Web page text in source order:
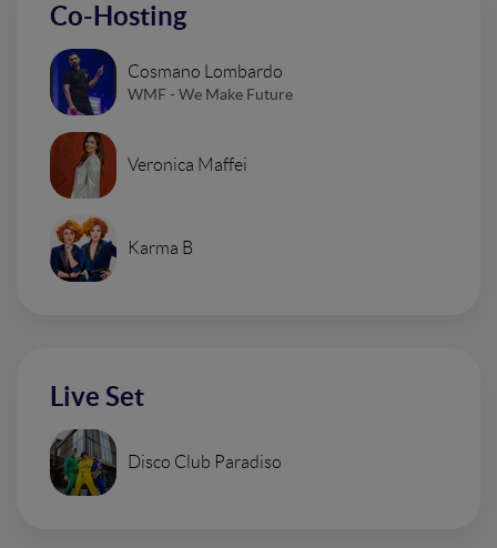
Co-Hosting
Cosmano Lombardo
WMF - We Make Future
Veronica Maffei
Karma B
Live Set
Disco Club Paradiso